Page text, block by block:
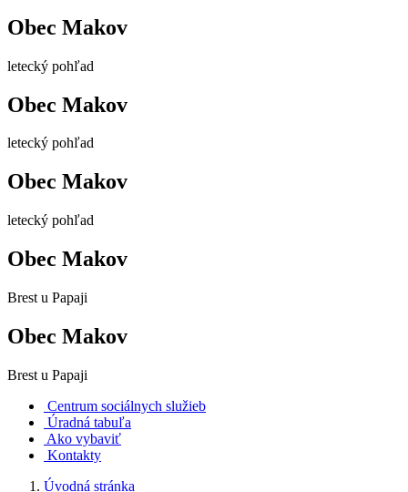
Obec Makov
letecký pohľad
Obec Makov
letecký pohľad
Obec Makov
letecký pohľad
Obec Makov
Brest u Papaji
Obec Makov
Brest u Papaji
Centrum sociálnych služieb
Úradná tabuľa
Ako vybaviť
Kontakty
Úvodná stránka